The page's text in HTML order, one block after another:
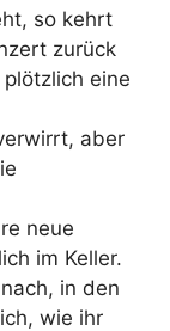
so kehrt
zurück
eine
aber
neue
im Keller.
in den
wie ihr